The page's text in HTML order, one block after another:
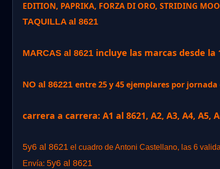
EDITION, PAPRIKA, FORZA DI ORO, STRIDING
TAQUILLA al 8621
MARCAS al 8621 incluye las marcas desde
NO al 86221 entre 25 y 45 ejemplares por
carrera a carrera: A1 al 8621, A2, A3, A4, A5,
5y6 al 8621 el cuadro de Antoni Castellano, las 6
Envía: 5y6 al 8621